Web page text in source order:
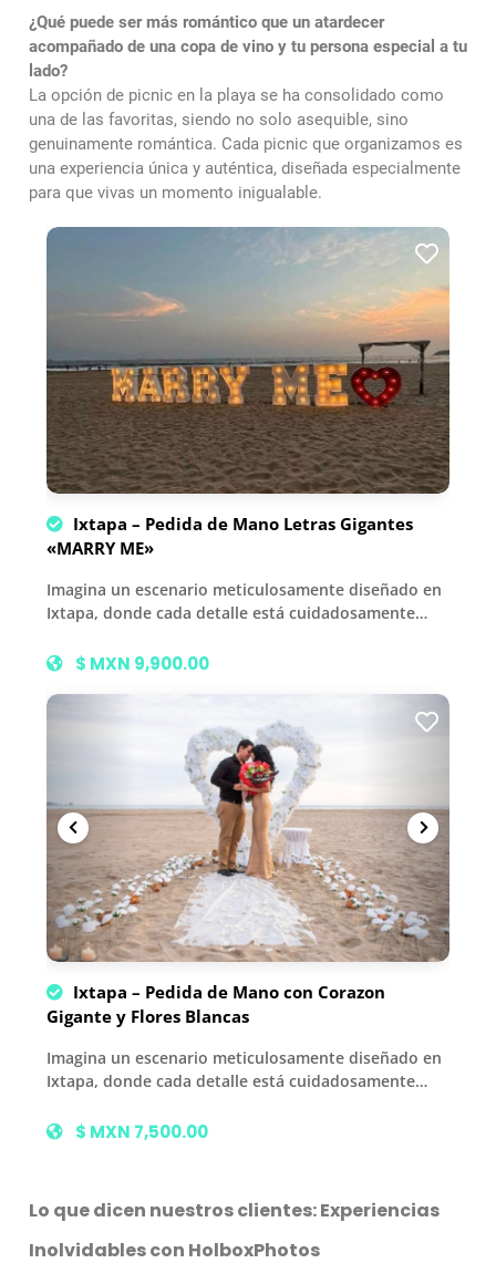
¿Qué puede ser más romántico que un atardecer
acompañado de una copa de vino y tu persona especial a tu
lado?
La opción de picnic en la playa se ha consolidado como
una de las favoritas, siendo no solo asequible, sino
genuinamente romántica. Cada picnic que organizamos es
una experiencia única y auténtica, diseñada especialmente
para que vivas un momento inigualable.
Ixtapa – Pedida de Mano Letras Gigantes
«MARRY ME»
Imagina un escenario meticulosamente diseñado en
Ixtapa, donde cada detalle está cuidadosamente…
$ MXN 9,900.00
Ixtapa – Pedida de Mano con Corazon
Gigante y Flores Blancas
Imagina un escenario meticulosamente diseñado en
Ixtapa, donde cada detalle está cuidadosamente…
$ MXN 7,500.00
Lo que dicen nuestros clientes: Experiencias
Inolvidables con HolboxPhotos